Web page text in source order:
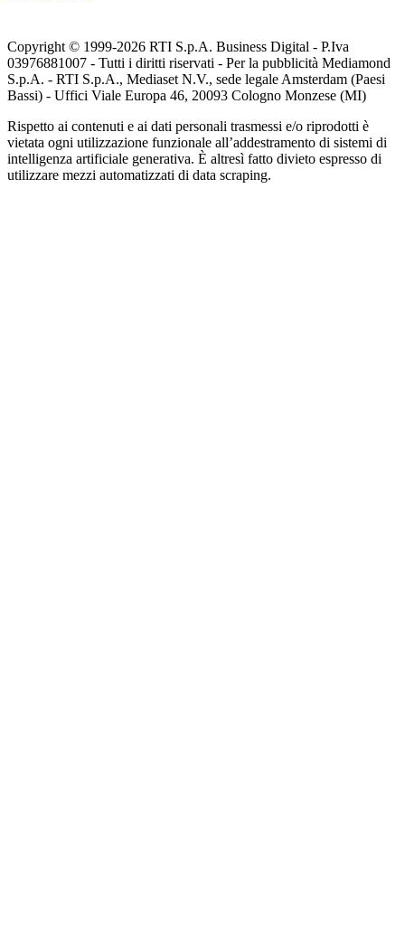
Copyright © 1999-2026 RTI S.p.A. Business Digital - P.Iva
03976881007 - Tutti i diritti riservati - Per la pubblicità Mediamond
S.p.A. - RTI S.p.A., Mediaset N.V., sede legale Amsterdam (Paesi
Bassi) - Uffici Viale Europa 46, 20093 Cologno Monzese (MI)
Rispetto ai contenuti e ai dati personali trasmessi e/o riprodotti è
vietata ogni utilizzazione funzionale all’addestramento di sistemi di
intelligenza artificiale generativa. È altresì fatto divieto espresso di
utilizzare mezzi automatizzati di data scraping.